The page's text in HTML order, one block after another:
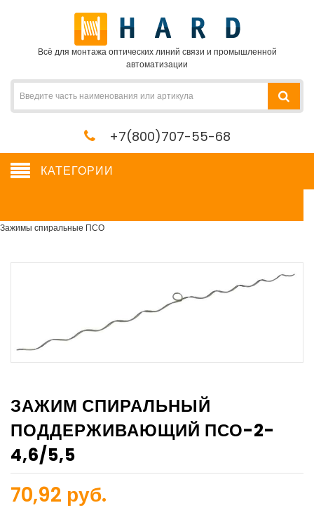
Всё для монтажа оптических линий связи и промышленной
автоматизации
+7(800)707-55-68
КАТЕГОРИИ
Зажимы спиральные ПСО
ЗАЖИМ СПИРАЛЬНЫЙ
ПОДДЕРЖИВАЮЩИЙ ПСО-2-
4,6/5,5
70,92 руб.